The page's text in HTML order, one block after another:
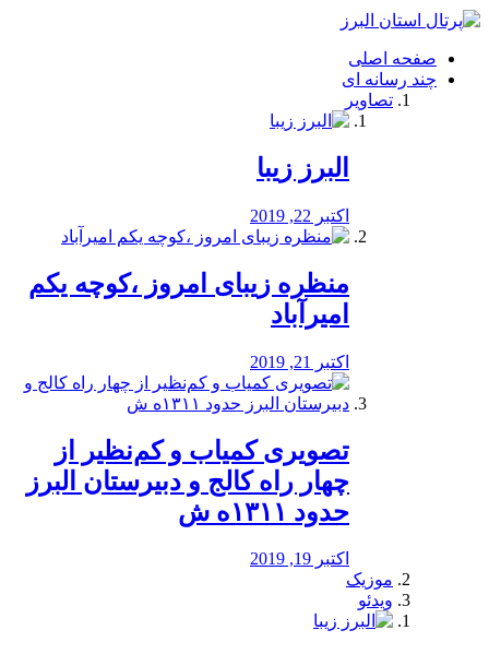
فصد
شرق
تهران
خشکشویی
صفحه اصلی
چند رسانه ای
تصاویر
البرز زیبا
اکتبر 22, 2019
منظره‌‌ زیبای امروز ،کوچه یکم
امیرآباد
اکتبر 21, 2019
️تصویری کمیاب و کم‌نظیر از
چهار راه كالج و دبيرستان البرز
حدود ۱۳۱۱ه ش
اکتبر 19, 2019
موزیک
ویدئو